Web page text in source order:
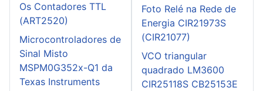
Os Contadores TTL
(ART2520)
Microcontroladores de
Sinal Misto
MSPM0G352x-Q1 da
Texas Instruments
Foto Relé na Rede de
Energia CIR21973S
(CIR21077)
VCO triangular
quadrado LM3600
CIR25118S CB25153E